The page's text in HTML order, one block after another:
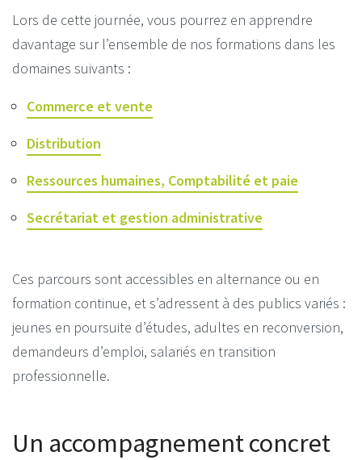
Lors de cette journée, vous pourrez en apprendre
davantage sur l’ensemble de nos formations dans les
domaines suivants :
Commerce et vente
Distribution
Ressources humaines, Comptabilité et paie
Secrétariat et gestion administrative
Ces parcours sont accessibles en alternance ou en
formation continue, et s’adressent à des publics variés :
jeunes en poursuite d’études, adultes en reconversion,
demandeurs d’emploi, salariés en transition
professionnelle.
Un accompagnement concret